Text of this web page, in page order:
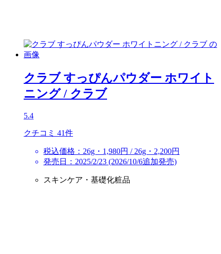
クラブ すっぴんパウダー ホワイト
ニング/ クラブ
5.4
クチコミ 41件
税込価格：26g・1,980円 / 26g・2,200円
発売日：2025/2/23 (2026/10/6追加発売)
スキンケア・基礎化粧品